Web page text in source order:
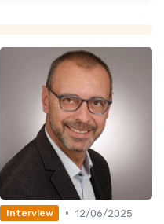
Interview • 12/06/2025